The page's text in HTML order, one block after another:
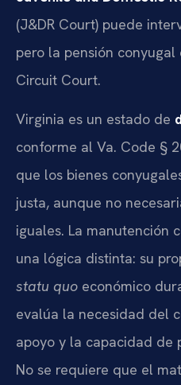
(J&DR Court) puede
pero la pensión
Circuit Court.
Virginia es un estado de
conforme al Va. Code §
que los bienes
justa, aunque no
iguales. La manutención
una lógica distinta: su
statu quo económico
evalúa la necesidad del
apoyo y la capacidad de
No se requiere que el